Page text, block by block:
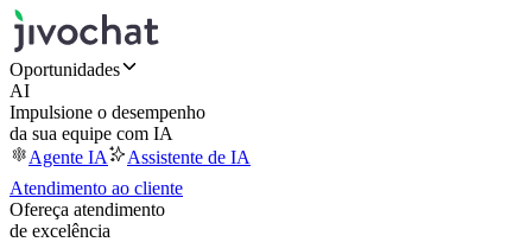
Oportunidades
AI
Impulsione o desempenho
da sua equipe com IA
Agente IA
Assistente de IA
Atendimento ao cliente
Ofereça atendimento
de excelência